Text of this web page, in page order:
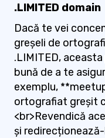
.LIMITED domain
Dacă te vei
greșeli de
.LIMITED,
bună de a te
exemplu,
ortografiat greșit
<br>Revendică
și